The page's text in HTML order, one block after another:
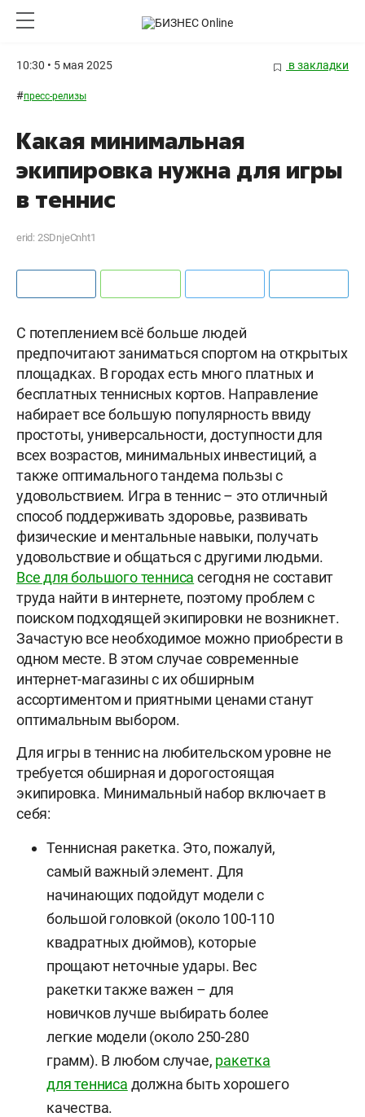
10:30 • 5 мая 2025 в закладки
#пресс-релизы
Какая минимальная
экипировка нужна для игры
в теннис
erid: 2SDnjeCnht1
С потеплением всё больше людей
предпочитают заниматься спортом на открытых
площадках. В городах есть много платных и
бесплатных теннисных кортов. Направление
набирает все большую популярность ввиду
простоты, универсальности, доступности для
всех возрастов, минимальных инвестиций, а
также оптимального тандема пользы с
удовольствием. Игра в теннис – это отличный
способ поддерживать здоровье, развивать
физические и ментальные навыки, получать
удовольствие и общаться с другими людьми.
Все для большого тенниса сегодня не составит
труда найти в интернете, поэтому проблем с
поиском подходящей экипировки не возникнет.
Зачастую все необходимое можно приобрести в
одном месте. В этом случае современные
интернет-магазины с их обширным
ассортиментом и приятными ценами станут
оптимальным выбором.
Для игры в теннис на любительском уровне не
требуется обширная и дорогостоящая
экипировка. Минимальный набор включает в
себя:
Теннисная ракетка. Это, пожалуй,
самый важный элемент. Для
начинающих подойдут модели с
большой головкой (около 100-110
квадратных дюймов), которые
прощают неточные удары. Вес
ракетки также важен – для
новичков лучше выбирать более
легкие модели (около 250-280
грамм). В любом случае, ракетка
для тенниса должна быть хорошего
качества.